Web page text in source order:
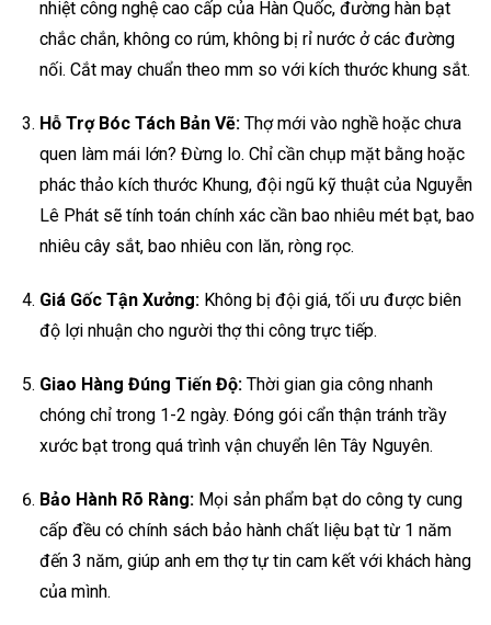
nhiệt công nghệ cao cấp của Hàn Quốc, đường hàn bạt
chắc chắn, không co rúm, không bị rỉ nước ở các đường
nối. Cắt may chuẩn theo mm so với kích thước khung sắt.
Hỗ Trợ Bóc Tách Bản Vẽ:Thợ mới vào nghề hoặc chưa
quen làm mái lớn? Đừng lo. Chỉ cần chụp mặt bằng hoặc
phác thảo kích thước Khung, đội ngũ kỹ thuật của Nguyễn
Lê Phát sẽ tính toán chính xác cần bao nhiêu mét bạt, bao
nhiêu cây sắt, bao nhiêu con lăn, ròng rọc.
Giá Gốc Tận Xưởng:Không bị đội giá, tối ưu được biên
độ lợi nhuận cho người thợ thi công trực tiếp.
Giao Hàng Đúng Tiến Độ:Thời gian gia công nhanh
chóng chỉ trong 1-2 ngày. Đóng gói cẩn thận tránh trầy
xước bạt trong quá trình vận chuyển lên Tây Nguyên.
Bảo Hành Rõ Ràng:Mọi sản phẩm bạt do công ty cung
cấp đều có chính sách bảo hành chất liệu bạt từ 1 năm
đến 3 năm, giúp anh em thợ tự tin cam kết với khách hàng
của mình.